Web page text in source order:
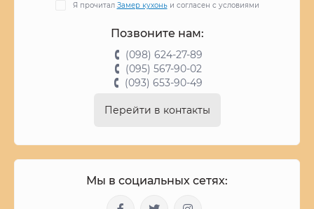
Я прочитал Замер кухоньи согласен с условиями
Позвоните нам:
(098) 624-27-89
(095) 567-90-02
(093) 653-90-49
Перейти в контакты
Мы в социальных сетях: